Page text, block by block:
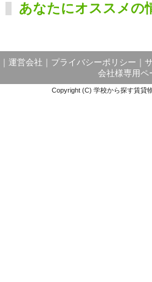
あなたにオススメの
運営会社 プライバシーポリシー
会社様専用ペ
Copyright (C) 学校から探す賃貸